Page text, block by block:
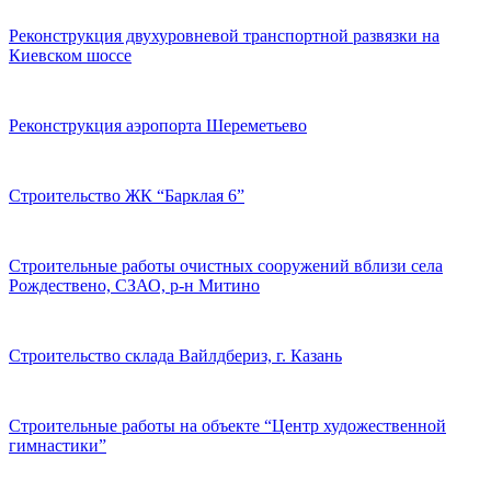
Реконструкция двухуровневой транспортной развязки на
Киевском шоссе
Реконструкция аэропорта Шереметьево
Строительство ЖК “Барклая 6”
Строительные работы очистных сооружений вблизи села
Рождествено, СЗАО, р-н Митино
Строительство склада Вайлдбериз, г. Казань
Строительные работы на объекте “Центр художественной
гимнастики”